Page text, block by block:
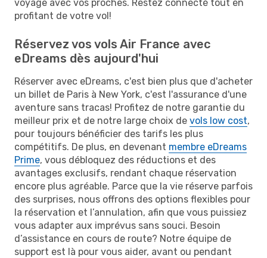
voyage avec vos proches. Restez connecté tout en
profitant de votre vol!
Réservez vos vols Air France avec
eDreams dès aujourd'hui
Réserver avec eDreams, c'est bien plus que d'acheter
un billet de Paris à New York, c'est l'assurance d'une
aventure sans tracas! Profitez de notre garantie du
meilleur prix et de notre large choix de vols low cost,
pour toujours bénéficier des tarifs les plus
compétitifs. De plus, en devenant membre eDreams
Prime, vous débloquez des réductions et des
avantages exclusifs, rendant chaque réservation
encore plus agréable. Parce que la vie réserve parfois
des surprises, nous offrons des options flexibles pour
la réservation et l’annulation, afin que vous puissiez
vous adapter aux imprévus sans souci. Besoin
d’assistance en cours de route? Notre équipe de
support est là pour vous aider, avant ou pendant